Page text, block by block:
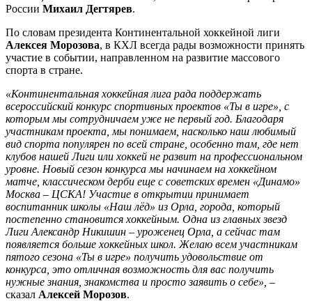
России Михаил Дегтярев.
По словам президента Континентальной хоккейной лиги
Алексея Морозова, в КХЛ всегда рады возможности принять
участие в событии, направленном на развитие массового
спорта в стране.
«Континентальная хоккейная лига рада поддержать
всероссийский конкурс спортивных проектов «Ты в игре», с
которым мы сотрудничаем уже не первый год. Благодаря
участникам проекта, мы понимаем, насколько наш любимый
вид спорта популярен по всей стране, особенно там, где нет
клубов нашей Лиги или хоккей не развит на профессиональном
уровне. Новый сезон конкурса мы начинаем на хоккейном
матче, классическом дерби еще с советских времен «Динамо»
Москва – ЦСКА! Участие в открытии принимает
воспитанник школы «Наш лёд» из Орла, города, который
постепенно становится хоккейным. Одна из главных звезд
Лиги Александр Никишин – уроженец Орла, а сейчас там
появляется больше хоккейных школ. Желаю всем участникам
пятого сезона «Ты в игре» получить удовольствие от
конкурса, это отличная возможность для вас получить
нужные знания, знакомства и просто заявить о себе», –
сказал Алексей Морозов.